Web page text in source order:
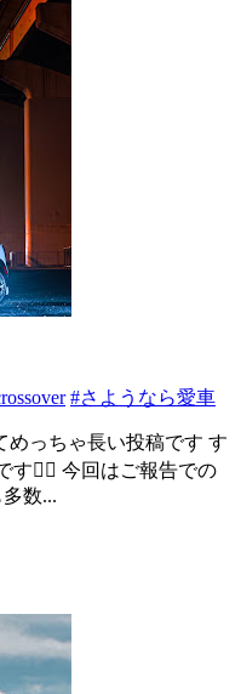
#さようなら愛車
っちゃ長い投稿です す
す🙇‍♂️ 今回はご報告での
数...